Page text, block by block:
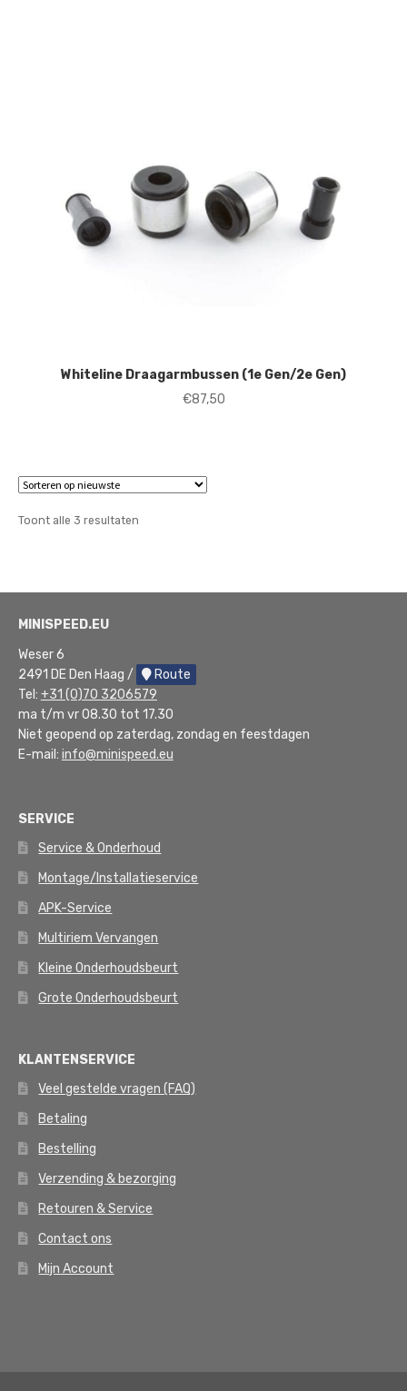
Whiteline Draagarmbussen (1e Gen/2e Gen)
€87,50
Toont alle 3 resultatenGesorteerd
MINISPEED.EU
Weser 6
2491 DE Den Haag /
Route
Tel: +31 (0)70 3206579
ma t/m vr 08.30 tot 17.30
Niet geopend op zaterdag, zondag en feestdagen
E-mail: info@minispeed.eu
SERVICE
Service & Onderhoud
Montage/Installatieservice
APK-Service
Multiriem Vervangen
Kleine Onderhoudsbeurt
Grote Onderhoudsbeurt
KLANTENSERVICE
Veel gestelde vragen (FAQ)
Betaling
Bestelling
Verzending & bezorging
Retouren & Service
Contact ons
Mijn Account